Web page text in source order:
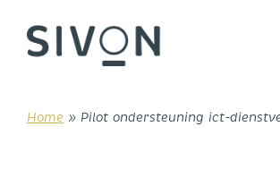
content
Home » Pilot ondersteuning ict-